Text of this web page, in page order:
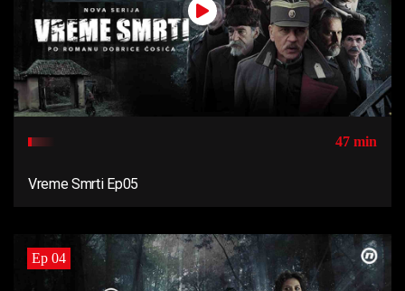
47 min
Vreme Smrti Ep05
Ep 04